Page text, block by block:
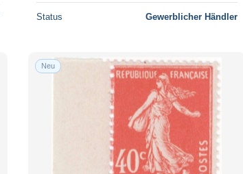
Status Gewerblicher Händler
Neu